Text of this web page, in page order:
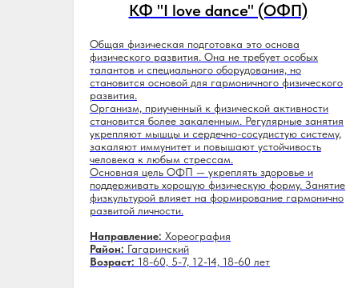
КФ "I love dance" (ОФП)
Общая физическая подготовка это основа
физического развития. Она не требует особых
талантов и специального оборудования, но
становится основой для гармоничного физического
развития.
Организм, приученный к физической активности
становится более закаленным. Регулярные занятия
укрепляют мышцы и сердечно-сосудистую систему,
закаляют иммунитет и повышают устойчивость
человека к любым стрессам.
Основная цель ОФП — укреплять здоровье и
поддерживать хорошую физическую форму. Занятие
физкультурой влияет на формирование гармонично
развитой личности.
Направление: Хореография
Район: Гагаринский
Возраст: 18-60, 5-7, 12-14, 18-60 лет